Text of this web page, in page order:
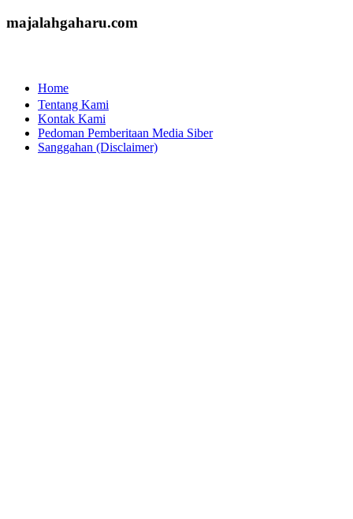
majalahgaharu.com
Home
Tentang Kami
Kontak Kami
Pedoman Pemberitaan Media Siber
Sanggahan (Disclaimer)